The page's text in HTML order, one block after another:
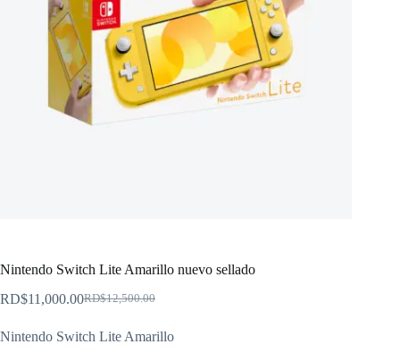
Nintendo Switch Lite Amarillo nuevo sellado
RD$12,500.00
El
original
RD$11,000.00El
actual
Nintendo Switch Lite Amarillo